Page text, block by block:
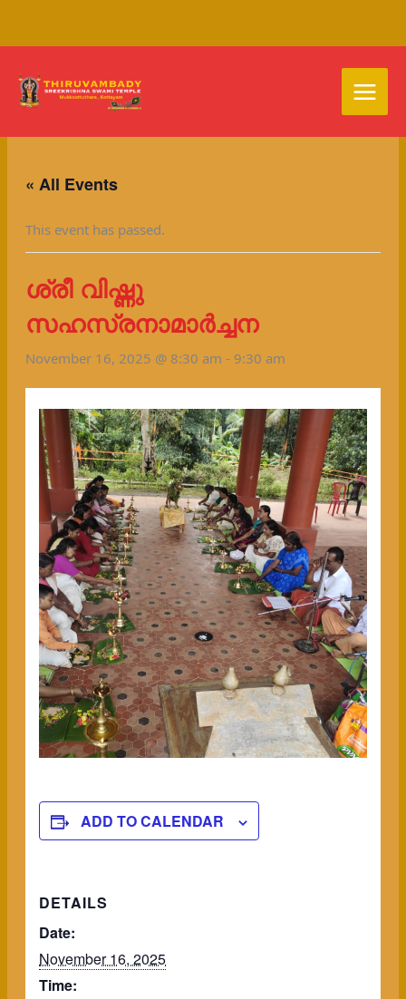
content
« All Events
This event has passed.
ശ്രീ വിഷ്ണു
സഹസ്രനാമാർച്ചന
November 16, 2025 @ 8:30 am - 9:30 am
ADD TO CALENDAR
DETAILS
Date:
November 16, 2025
Time: